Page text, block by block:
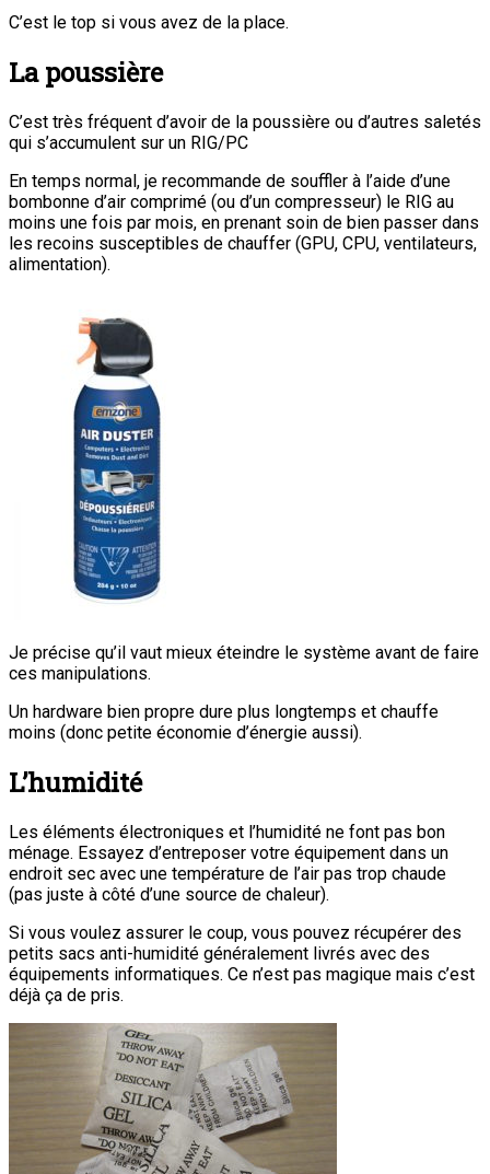
C’est le top si vous avez de la place.
La poussière
C’est très fréquent d’avoir de la poussière ou d’autres saletés
qui s’accumulent sur un RIG/PC
En temps normal, je recommande de souffler à l’aide d’une
bombonne d’air comprimé (ou d’un compresseur) le RIG au
moins une fois par mois, en prenant soin de bien passer dans
les recoins susceptibles de chauffer (GPU, CPU, ventilateurs,
alimentation).
Je précise qu’il vaut mieux éteindre le système avant de faire
ces manipulations.
Un hardware bien propre dure plus longtemps et chauffe
moins (donc petite économie d’énergie aussi).
L’humidité
Les éléments électroniques et l’humidité ne font pas bon
ménage. Essayez d’entreposer votre équipement dans un
endroit sec avec une température de l’air pas trop chaude
(pas juste à côté d’une source de chaleur).
Si vous voulez assurer le coup, vous pouvez récupérer des
petits sacs anti-humidité généralement livrés avec des
équipements informatiques. Ce n’est pas magique mais c’est
déjà ça de pris.